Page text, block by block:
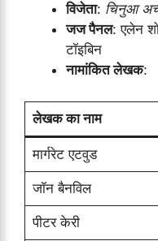
विजेता: चिनुआ
जज पैनल: एलेन
टॉइबिन
नामांकित लेखक:
लेखक का नाम
मार्गरेट एटवुड
जॉन बैनविल
पीटर केरी